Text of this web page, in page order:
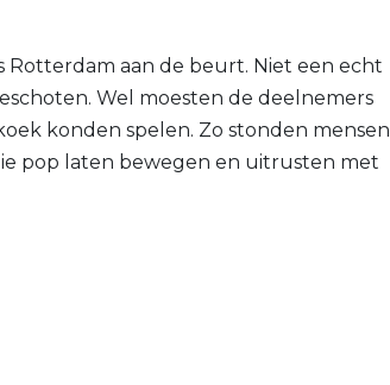
Rotterdam aan de beurt. Niet een echt
Wel moesten de deelnemers
konden spelen. Zo stonden mensen
pop laten bewegen en uitrusten met